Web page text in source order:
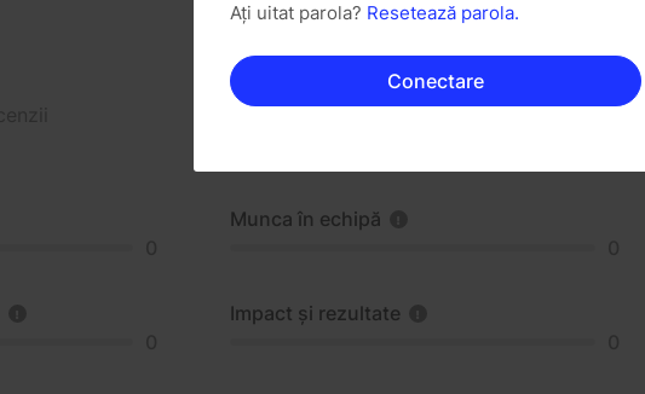
Munca în echipă
Impact și rezultate
Ați uitat parola? Resetează parola.
Conectare